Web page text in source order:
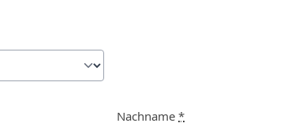
Nachname *